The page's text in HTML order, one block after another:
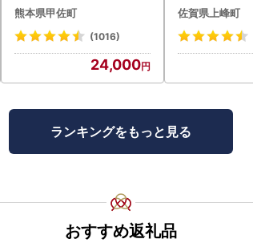
熊本県甲佐町
(1016)
24,000
佐賀県上峰町
ランキングをもっと見る
おすすめ返礼品